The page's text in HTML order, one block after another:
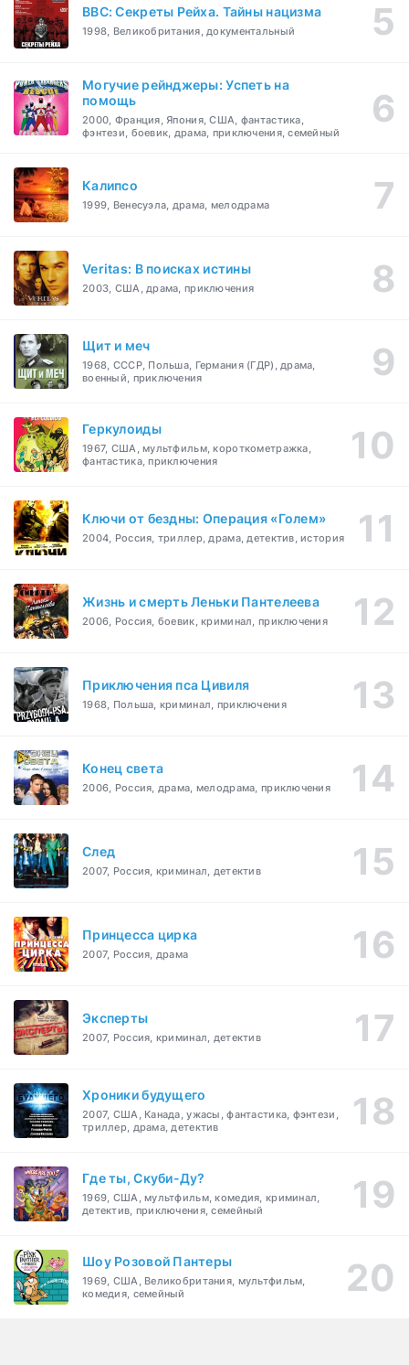
BBC: Секреты Рейха. Тайны нацизма
1998, Великобритания, документальный
Могучие рейнджеры: Успеть на
помощь
2000, Франция, Япония, США, фантастика,
фэнтези, боевик, драма, приключения, семейный
Калипсо
1999, Венесуэла, драма, мелодрама
Veritas: В поисках истины
2003, США, драма, приключения
Щит и меч
1968, СССР, Польша, Германия (ГДР), драма,
военный, приключения
Геркулоиды
1967, США, мультфильм, короткометражка,
фантастика, приключения
Ключи от бездны: Операция «Голем»
2004, Россия, триллер, драма, детектив, история
Жизнь и смерть Леньки Пантелеева
2006, Россия, боевик, криминал, приключения
Приключения пса Цивиля
1968, Польша, криминал, приключения
Конец света
2006, Россия, драма, мелодрама, приключения
След
2007, Россия, криминал, детектив
Принцесса цирка
2007, Россия, драма
Эксперты
2007, Россия, криминал, детектив
Хроники будущего
2007, США, Канада, ужасы, фантастика, фэнтези,
триллер, драма, детектив
Где ты, Скуби-Ду?
1969, США, мультфильм, комедия, криминал,
детектив, приключения, семейный
Шоу Розовой Пантеры
1969, США, Великобритания, мультфильм,
комедия, семейный